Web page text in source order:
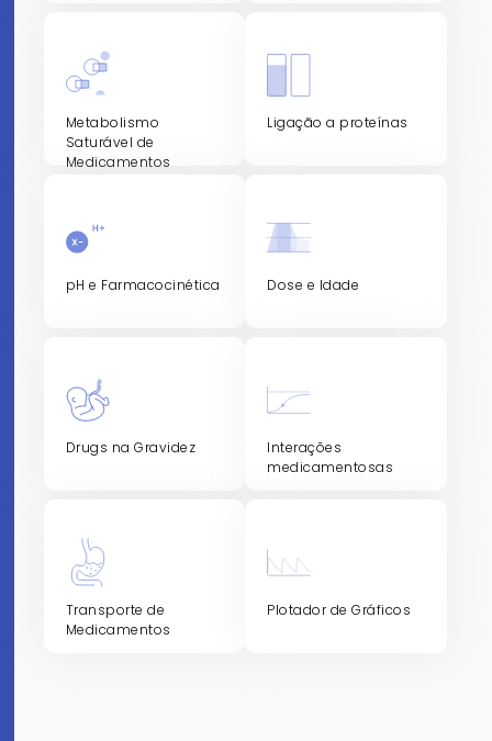
Metabolismo
Saturável de
Medicamentos
Ligação a proteínas
pH e Farmacocinética Dose e Idade
Drugs na Gravidez
Interações
medicamentosas
Transporte de
Medicamentos
Plotador de Gráficos